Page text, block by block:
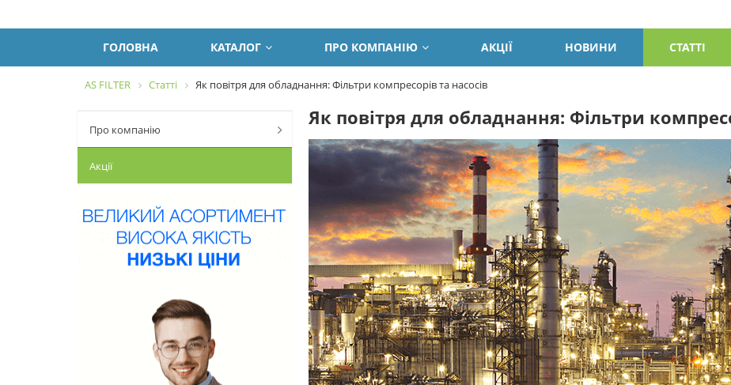
ГОЛОВНА КАТАЛОГ ПРО КОМПАНІЮ АКЦІЇ НОВИНИ СТАТТІ
AS FILTER Статті Як повітря для обладнання: Фільтри компресорів та насосів
Про компанію
Акції
Як повітря для обладнання: Фільтри